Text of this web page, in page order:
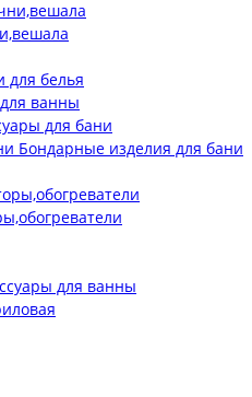
для белья
ванны
для бани
Бондарные изделия для бани
для ванны